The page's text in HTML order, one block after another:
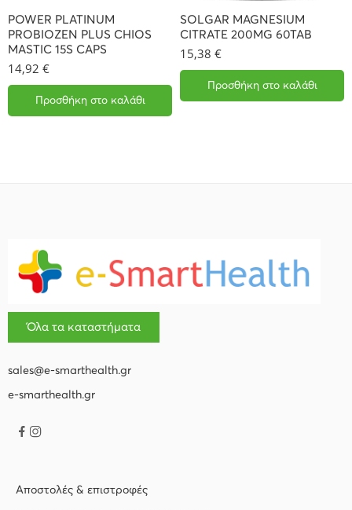
POWER PLATINUM
PROBIOZEN PLUS CHIOS
MASTIC 15S CAPS
14,92 €
Προσθήκη στο καλάθι
SOLGAR MAGNESIUM
CITRATE 200MG 60TAB
15,38 €
Προσθήκη στο καλάθι
Όλα τα καταστήματα
sales@e-smarthealth.gr
e-smarthealth.gr
Αποστολές & επιστροφές